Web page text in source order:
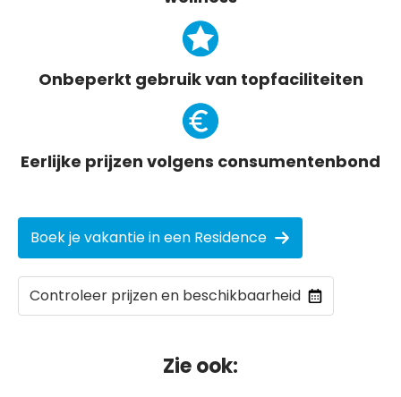
Onbeperkt gebruik van topfaciliteiten
Eerlijke prijzen volgens consumentenbond
Boek je vakantie in een Residence
Controleer prijzen en beschikbaarheid
Zie ook: